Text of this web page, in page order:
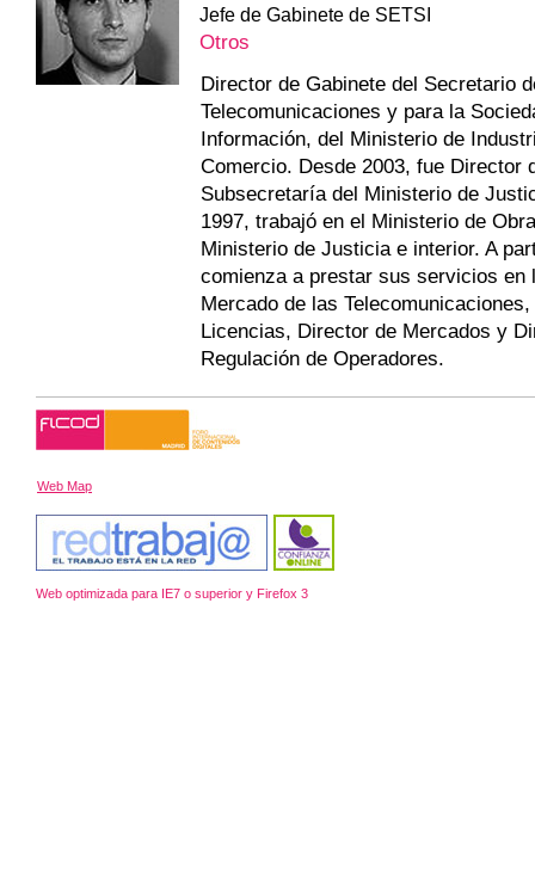
Jefe de Gabinete de SETSI
Otros
Director de Gabinete del Secretario
Telecomunicaciones y para la
Información, del Ministerio de
Comercio. Desde 2003, fue Director
Subsecretaría del Ministerio de
1997, trabajó en el Ministerio de
Ministerio de Justicia e interior. A
comienza a prestar sus servicios en
Mercado de las
Licencias, Director de Mercados y
Regulación de Operadores.
Web Map
Web optimizada para IE7 o superior y Firefox 3